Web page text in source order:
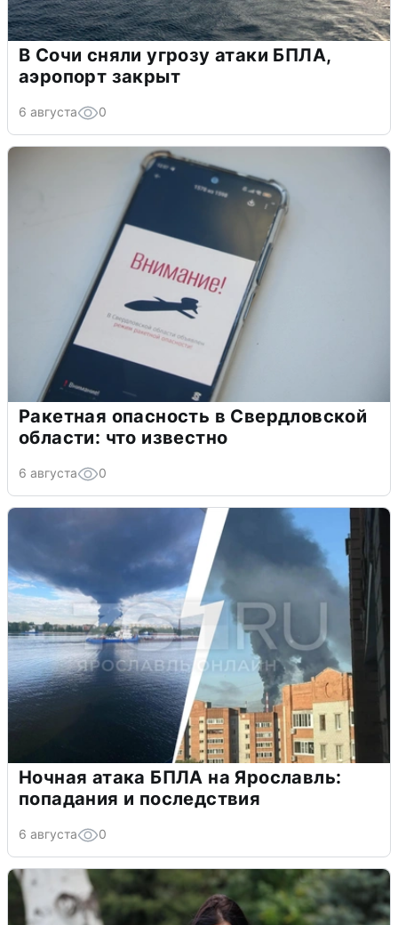
В Сочи сняли угрозу атаки БПЛА,
аэропорт закрыт
6 августа 0
Ракетная опасность в Свердловской
области: что известно
6 августа 0
Ночная атака БПЛА на Ярославль:
попадания и последствия
6 августа 0